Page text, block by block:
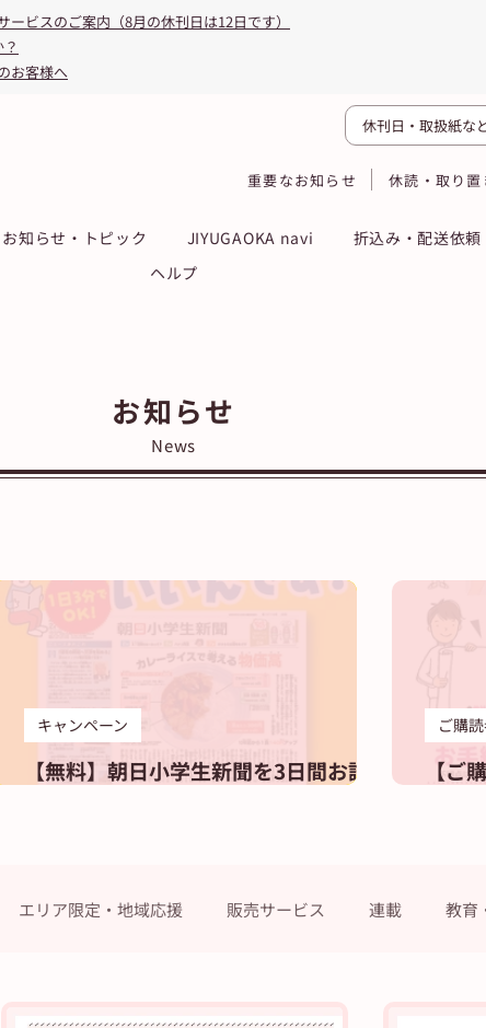
ビスのご案内（8月の休刊日は12日です）
お客様へ
休刊日・取扱紙な
重要なお知らせ 休読・取り置
お知らせ・トピック JIYUGAOKA navi 折込み・配送依頼
ヘルプ
お知らせ
News
【無料】朝日小学生新聞を3日間お試し
キャンペーン
【ご
ご購
エリア限定・地域応援 販売サービス 連載 教育